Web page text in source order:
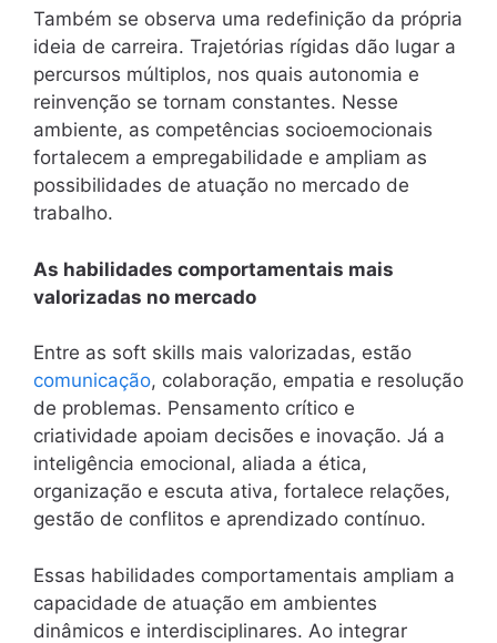
Também se observa uma redefinição da própria
ideia de carreira. Trajetórias rígidas dão lugar a
percursos múltiplos, nos quais autonomia e
reinvenção se tornam constantes. Nesse
ambiente, as competências socioemocionais
fortalecem a empregabilidade e ampliam as
possibilidades de atuação no mercado de
trabalho.
As habilidades comportamentais mais
valorizadas no mercado
Entre as soft skills mais valorizadas, estão
comunicação, colaboração, empatia e resolução
de problemas. Pensamento crítico e
criatividade apoiam decisões e inovação. Já a
inteligência emocional, aliada a ética,
organização e escuta ativa, fortalece relações,
gestão de conflitos e aprendizado contínuo.
Essas habilidades comportamentais ampliam a
capacidade de atuação em ambientes
dinâmicos e interdisciplinares. Ao integrar